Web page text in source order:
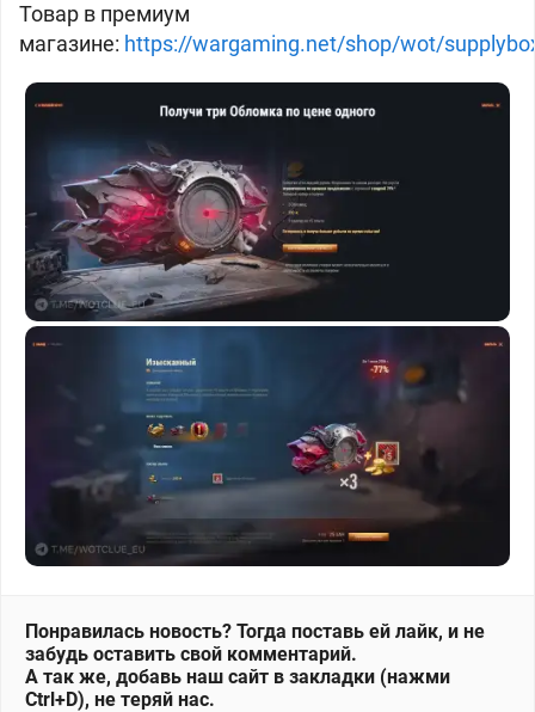
Товар в премиум
магазине: https://wargaming.net/shop/wot/
Понравилась новость? Тогда поставь ей лайк, и не
забудь оставить свой комментарий.
А так же, добавь наш сайт в закладки (нажми
Ctrl+D), не теряй нас.